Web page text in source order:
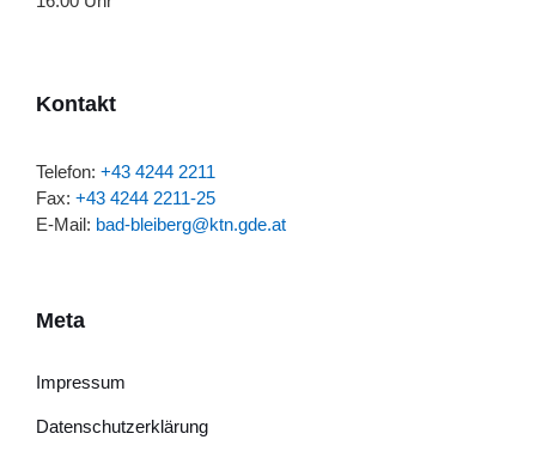
Kontakt
Telefon: +43 4244 2211
Fax: +43 4244 2211-25
E-Mail: bad-bleiberg@ktn.gde.at
Meta
Impressum
Datenschutzerklärung